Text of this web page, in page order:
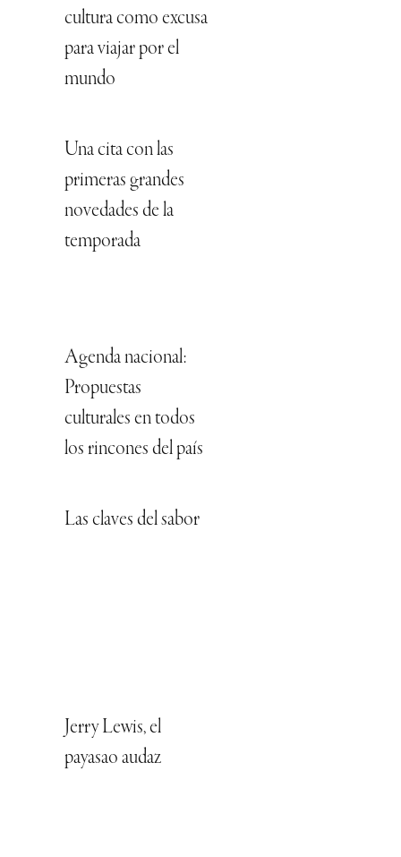
cultura como excusa
para viajar por el
mundo
Una cita con las
primeras grandes
novedades de la
temporada
Agenda nacional:
Propuestas
culturales en todos
los rincones del país
Las claves del sabor
Jerry Lewis, el
payasao audaz